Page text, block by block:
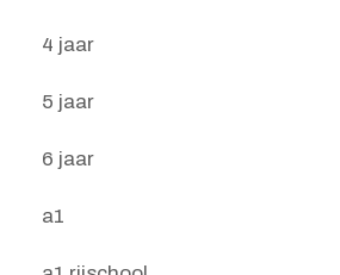
4 jaar
5 jaar
6 jaar
a1